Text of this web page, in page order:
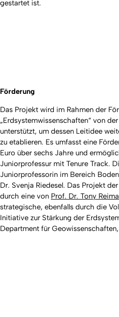
gestartet ist.
Förderung
Das Projekt wird im Rahmen der
„Erdsystemwissenschaften“ von
unterstützt, um dessen Leitidee
zu etablieren. Es umfasst eine
Euro über sechs Jahre und
Juniorprofessur mit Tenure Track.
Juniorprofessorin im Bereich
Dr. Svenja Riedesel. Das Projekt
durch eine von Prof. Dr. Tony
strategische, ebenfalls durch die
Initiative zur Stärkung der
Department für